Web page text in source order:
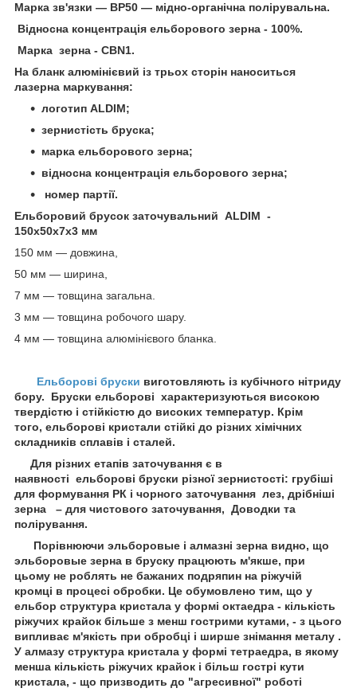
Марка зв'язки — ВР50 — мідно-органічна полірувальна.
Відносна концентрація ельборового зерна - 100%.
Марка зерна - СBN1.
На бланк алюмінієвий із трьох сторін наноситься
лазерна маркування:
логотип ALDIM;
зернистість бруска;
марка ельборового зерна;
відносна концентрація ельборового зерна;
номер партії.
Ельборовий брусок заточувальний ALDIM -
150х50х7х3 мм
150 мм — довжина,
50 мм — ширина,
7 мм — товщина загальна.
3 мм — товщина робочого шару.
4 мм — товщина алюмінієвого бланка.
Ельборові бруски виготовляють із кубічного нітриду
бору. Бруски ельборові характеризуються високою
твердістю і стійкістю до високих температур. Крім
того, ельборові кристали стійкі до різних хімічних
складників сплавів і сталей.
Для різних етапів заточування є в
наявності ельборові бруски різної зернистості: грубіші
для формування РК і чорного заточування лез, дрібніші
зерна – для чистового заточування, Доводки та
полірування.
Порівнюючи эльборовые і алмазні зерна видно, що
эльборовые зерна в бруску працюють м'якше, при
цьому не роблять не бажаних подряпин на ріжучій
кромці в процесі обробки. Це обумовлено тим, що у
ельбор структура кристала у формі октаедра - кількість
ріжучих крайок більше з менш гострими кутами, - з цього
випливає м'якість при обробці і ширше знімання металу .
У алмазу структура кристала у формі тетраедра, в якому
менша кількість ріжучих крайок і більш гострі кути
кристала, - що призводить до "агресивної" роботі